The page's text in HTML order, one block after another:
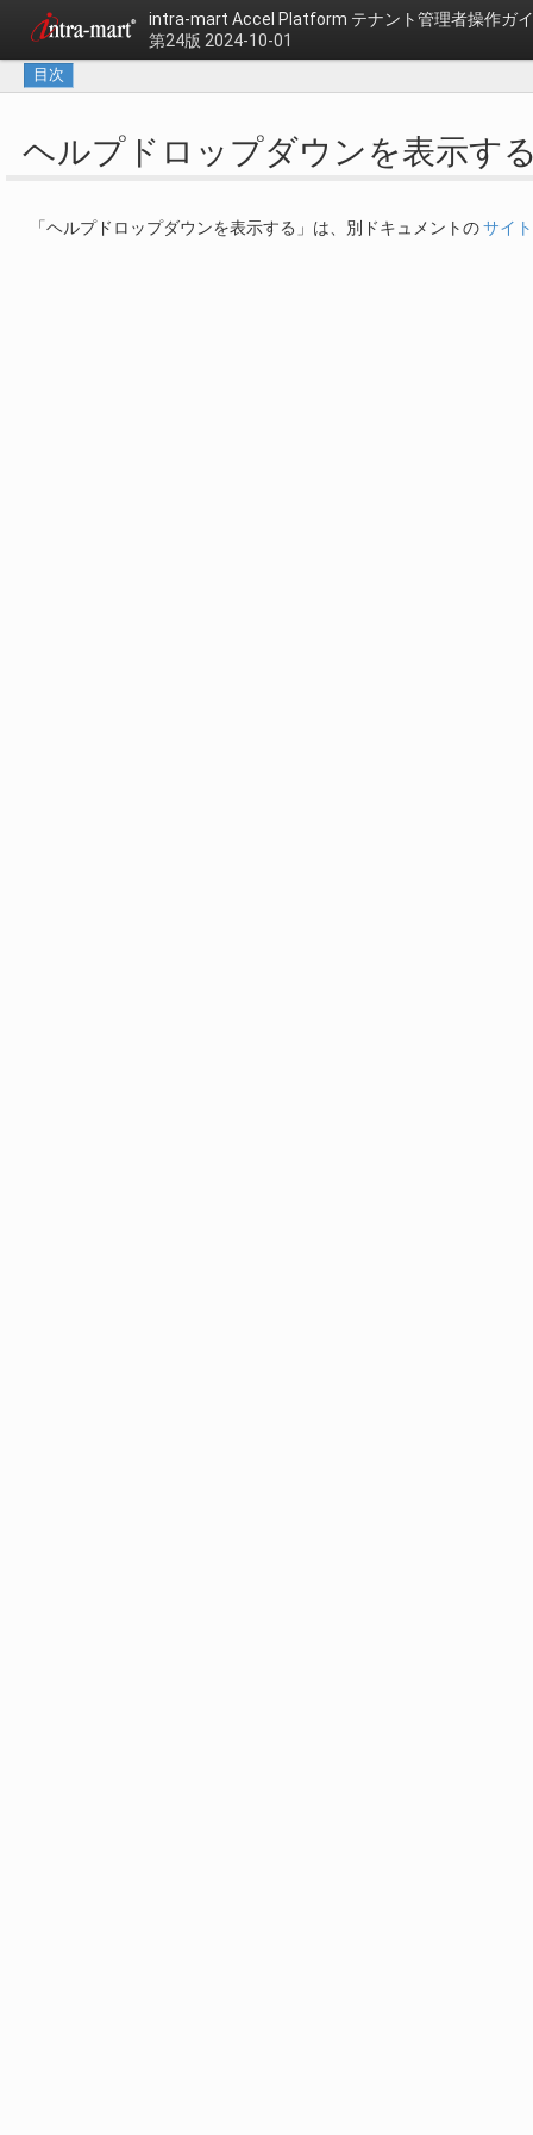
intra-mart Accel Platform テナント管理者操作ガ
第24版 2024-10-01
目次
ヘルプドロップダウンを表示す
「ヘルプドロップダウンを表示する」は、別ドキュメントのサイ